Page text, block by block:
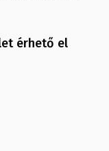
érhető el